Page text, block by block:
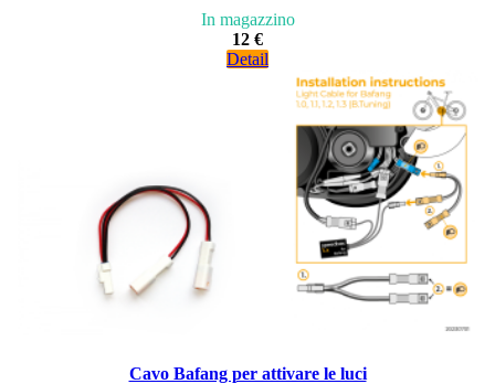
In magazzino
12 €
Detail
Cavo Bafang per attivare le luci